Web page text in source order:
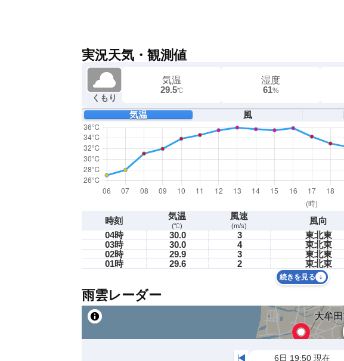
実況天気・観測値
くもり
気温
29.5℃
湿度
61%
気温 風
時刻 気温
(℃)
風速
(m/s) 風向
04時 30.0 3 東北東
03時
30.0 4 東北東
02時
29.9 3 東北東
01時
29.6 2 東北東
続きを見る
雨雲レーダー